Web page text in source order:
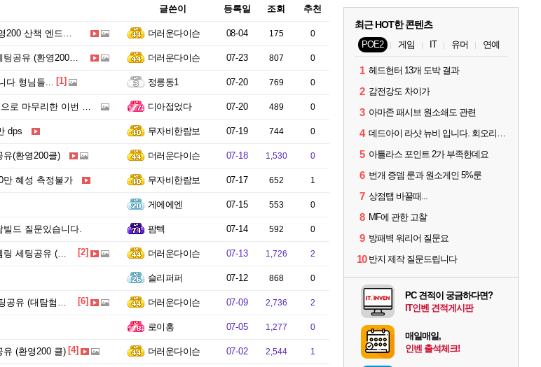
글쓴이 등록일 조회 추천
엔드세팅 개선판 더러운다이슨 08-04 175 0
공유 (환영200클) 더러운다이슨 07-23 807 0
다 형님들... [1] 정릉동1 07-20 769 0
마무리한 이번 시즌. 디아접었다 07-20 489 0
dps 무자비한람보 07-19 744 0
유(환영200클) 더러운다이슨 07-18 1,530 0
만 혜성 측정불가 무자비한람보 07-17 652 1
게에에엔 07-15 553 0
빌드 질문있습니다. 팜텍 07-14 592 0
공유 (환영200) [2] 더러운다이슨 07-13 1,726 2
슬리퍼퍼 07-12 868 0
(대탐험쥬싱) [6] 더러운다이슨 07-09 2,736 2
로이홍 07-05 1,277 0
유 (환영200 클) [4] 더러운다이슨 07-02 2,544 1
최근 HOT한 콘텐츠
POE2 게임 IT 유머 연예
1 헤드헌터 13개 도박 결과
2 감전강도 차이가
3 아마존 패시브 원소쇄도 관련
4 데드아이 라샷 뉴비 입니다. 회오리사격은 왜 쓰는건가요?
5 아틀라스 포인트 2가 부족한데요
6 번개 증뎀 룬과 원소게인 5%룬
7 상점탭 바꿀때...
8 MF에 관한 고찰
9 방패벽 워리어 질문요
10 반지 제작 질문드립니다
PC 견적이 궁금하다면?
IT인벤 견적게시판
매일매일,
인벤 출석체크!